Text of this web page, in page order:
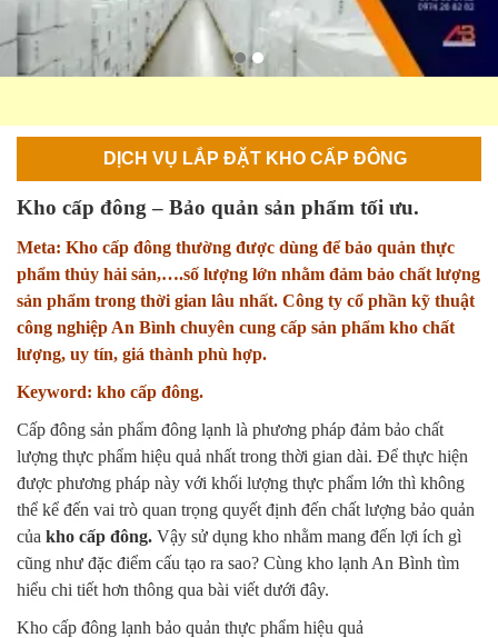
DỊCH VỤ LẮP ĐẶT KHO CẤP ĐÔNG
Kho cấp đông – Bảo quản sản phẩm tối ưu.
Meta: Kho cấp đông thường được dùng để bảo quản thực
phẩm thủy hải sản,….số lượng lớn nhằm đảm bảo chất lượng
sản phẩm trong thời gian lâu nhất. Công ty cổ phần kỹ thuật
công nghiệp An Bình chuyên cung cấp sản phẩm kho chất
lượng, uy tín, giá thành phù hợp.
Keyword: kho cấp đông.
Cấp đông sản phẩm đông lạnh là phương pháp đảm bảo chất
lượng thực phẩm hiệu quả nhất trong thời gian dài. Để thực hiện
được phương pháp này với khối lượng thực phẩm lớn thì không
thể kể đến vai trò quan trọng quyết định đến chất lượng bảo quản
của kho cấp đông. Vậy sử dụng kho nhằm mang đến lợi ích gì
cũng như đặc điểm cấu tạo ra sao? Cùng kho lạnh An Bình tìm
hiểu chi tiết hơn thông qua bài viết dưới đây.
Kho cấp đông lạnh bảo quản thực phẩm hiệu quả